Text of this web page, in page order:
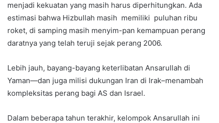
menjadi kekuatan yang masih harus diperhitungkan. Ada
estimasi bahwa Hizbullah masih memiliki puluhan ribu
roket, di samping masih menyim-pan kemampuan perang
daratnya yang telah teruji sejak perang 2006.
Lebih jauh, bayang-bayang keterlibatan Ansarullah di
Yaman—dan juga milisi dukungan Iran di Irak–menambah
kompleksitas perang bagi AS dan Israel.
Dalam beberapa tahun terakhir, kelompok Ansarullah ini